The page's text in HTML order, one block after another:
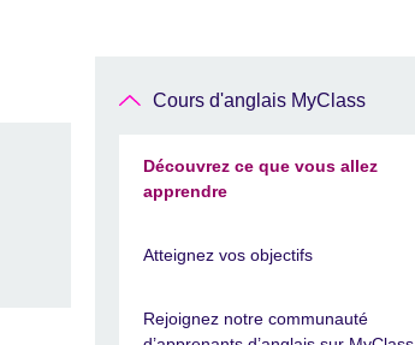
Cours d'anglais MyClass
Découvrez ce que vous allez
apprendre
Atteignez vos objectifs
Rejoignez notre communauté